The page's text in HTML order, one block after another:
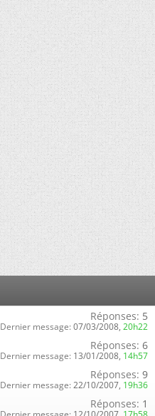
Réponses: 5
Dernier message: 07/03/2008, 20h22
Réponses: 6
Dernier message: 13/01/2008, 14h57
Réponses: 9
Dernier message: 22/10/2007, 19h36
Réponses: 1